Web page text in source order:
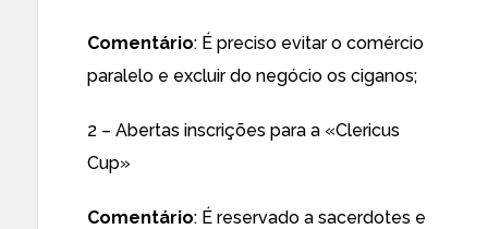
Comentário: É preciso evitar o comércio
paralelo e excluir do negócio os ciganos;
2 – Abertas inscrições para a «Clericus
Cup»
Comentário: É reservado a sacerdotes e